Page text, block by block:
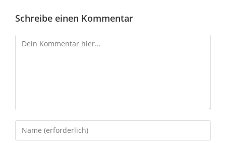
Schreibe einen Kommentar